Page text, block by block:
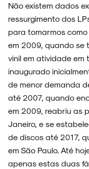
Não existem dados
ressurgimento dos
para tomarmos
em 2009, quando se
vinil em atividade em
inaugurado
de menor demanda
até 2007, quando
em 2009, reabriu as
Janeiro, e se
de discos até 2017,
em São Paulo. Até
apenas estas duas